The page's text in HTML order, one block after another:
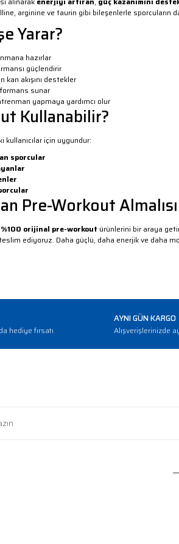
arginine ve taurin gibi bileşenlerle sporcuların
Yarar?
hazırlar
güçlendirir
akışını destekler
sunar
yapmaya yardımcı olur
Kullanabilir?
için uygundur:
sporcular
Pre-Workout
%100 orijinal pre-workout ürünlerini bir araya
ediyoruz. Daha güçlü, daha enerjik ve
hediye fırsatı
AYNI GÜN KARGO
Alışverişlerinizde